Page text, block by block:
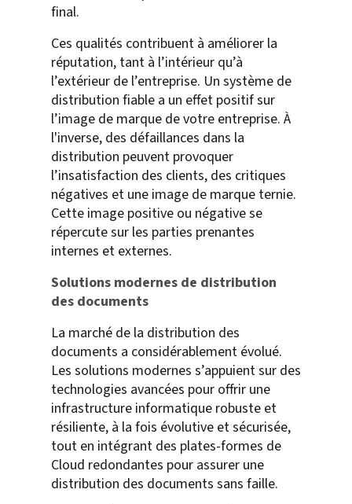
final.
Ces qualités contribuent à améliorer la
réputation, tant à l’intérieur qu’à
l’extérieur de l’entreprise. Un système de
distribution fiable a un effet positif sur
l’image de marque de votre entreprise. À
l'inverse, des défaillances dans la
distribution peuvent provoquer
l’insatisfaction des clients, des critiques
négatives et une image de marque ternie.
Cette image positive ou négative se
répercute sur les parties prenantes
internes et externes.
Solutions modernes de distribution
des documents
La marché de la distribution des
documents a considérablement évolué.
Les solutions modernes s’appuient sur des
technologies avancées pour offrir une
infrastructure informatique robuste et
résiliente, à la fois évolutive et sécurisée,
tout en intégrant des plates-formes de
Cloud redondantes pour assurer une
distribution des documents sans faille.